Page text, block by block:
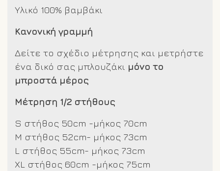
Υλικό 100% βαμβάκι
Κανονική γραμμή
Δείτε το σχέδιο μέτρησης και μετρήστε
ένα δικό σας μπλουζάκι μόνο το
μπροστά μέρος
Μέτρηση 1/2 στήθους
S στήθος 50cm -μήκος 70cm
M στήθος 52cm- μήκος 73cm
L στήθος 55cm- μήκος 73cm
XL στήθος 60cm -μήκος 75cm